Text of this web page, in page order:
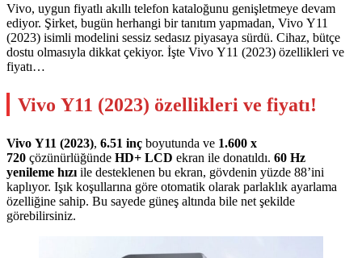
Vivo, uygun fiyatlı akıllı telefon kataloğunu genişletmeye devam
ediyor. Şirket, bugün herhangi bir tanıtım yapmadan, Vivo Y11
(2023) isimli modelini sessiz sedasız piyasaya sürdü. Cihaz, bütçe
dostu olmasıyla dikkat çekiyor. İşte Vivo Y11 (2023) özellikleri ve
fiyatı…
Vivo Y11 (2023) özellikleri ve fiyatı!
Vivo Y11 (2023), 6.51 inç boyutunda ve 1.600 x
720 çözünürlüğünde HD+ LCD ekran ile donatıldı. 60 Hz
yenileme hızı ile desteklenen bu ekran, gövdenin yüzde 88’ini
kaplıyor. Işık koşullarına göre otomatik olarak parlaklık ayarlama
özelliğine sahip. Bu sayede güneş altında bile net şekilde
görebilirsiniz.